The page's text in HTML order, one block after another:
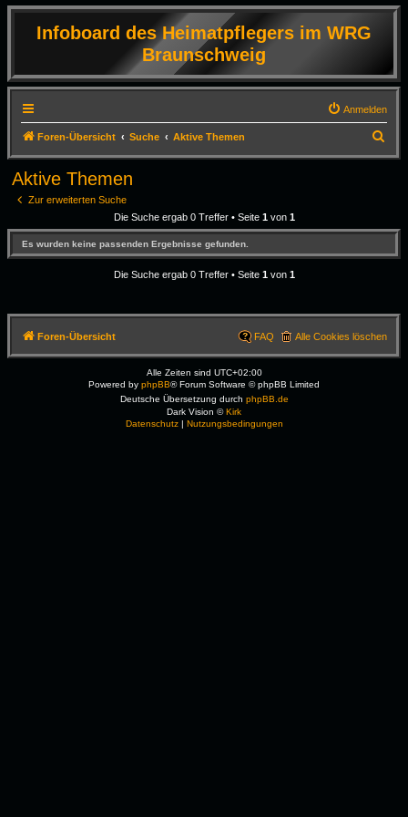
Infoboard des Heimatpflegers im WRG
Braunschweig
Anmelden
Foren-Übersicht Suche Aktive Themen
u
Aktive Themen
Zur erweiterten Suche
Die Suche ergab 0 Treffer • Seite 1von 1
Es wurden keine passenden Ergebnisse gefunden.
Die Suche ergab 0 Treffer • Seite 1von 1
Foren-Übersicht Alle Cookies löschen
FAQ
Alle Zeiten sind UTC+02:00
Powered by phpBB® Forum Software © phpBB Limited
Deutsche Übersetzung durch phpBB.de
Dark Vision ©Kirk
Datenschutz| Nutzungsbedingungen